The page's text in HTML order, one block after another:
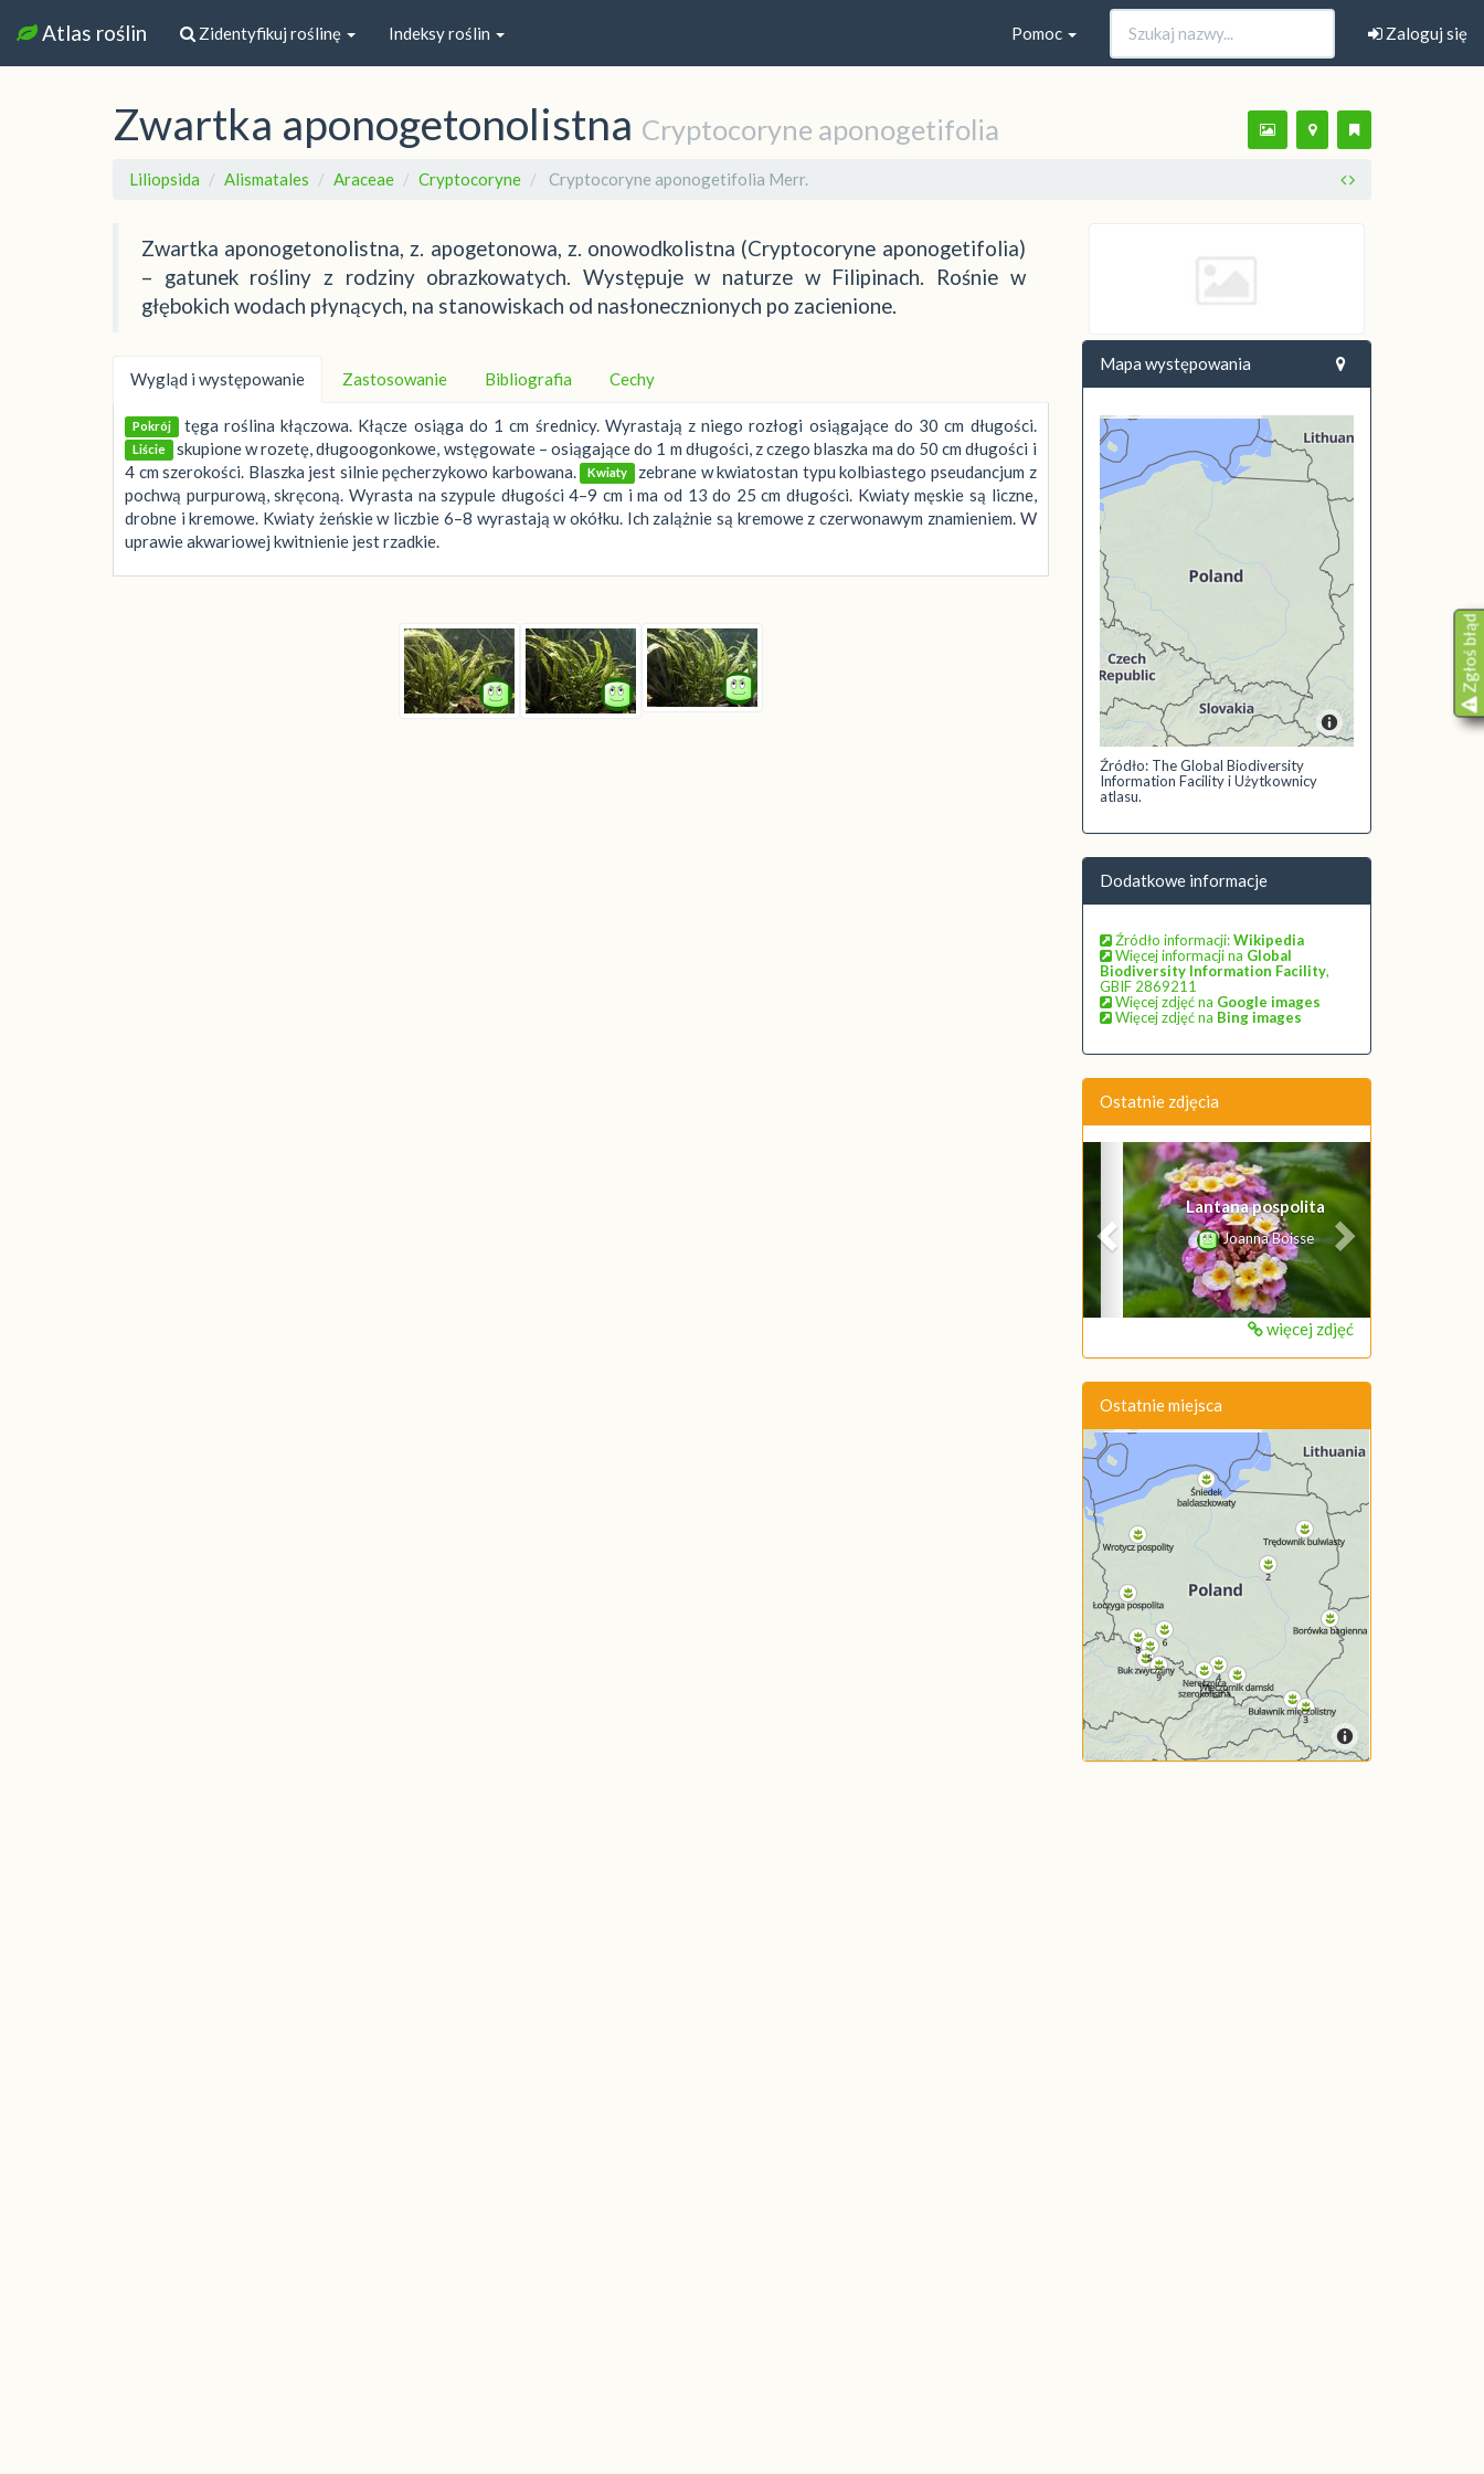
Atlas roślin Zidentyfikuj roślinę Indeksy roślin Zaloguj się
Pomoc
Zwartka aponogetonolistna Cryptocoryne aponogetifolia
Liliopsida Alismatales Araceae Cryptocoryne Cryptocoryne aponogetifolia Merr.
Zwartka aponogetonolistna, z. apogetonowa, z. onowodkolistna (Cryptocoryne aponogetifolia)
– gatunek rośliny z rodziny obrazkowatych. Występuje w naturze w Filipinach. Rośnie w
głębokich wodach płynących, na stanowiskach od nasłonecznionych po zacienione.
Wygląd i występowanie Zastosowanie Bibliografia Cechy
Pokrój tęga roślina kłączowa. Kłącze osiąga do 1 cm średnicy. Wyrastają z niego rozłogi osiągające do 30 cm długości.
Liście skupione w rozetę, długoogonkowe, wstęgowate – osiągające do 1 m długości, z czego blaszka ma do 50 cm długości i
4 cm szerokości. Blaszka jest silnie pęcherzykowo karbowana.
Kwiaty zebrane w kwiatostan typu kolbiastego pseudancjum z
pochwą purpurową, skręconą. Wyrasta na szypule długości 4–9 cm i ma od 13 do 25 cm długości. Kwiaty męskie są liczne,
drobne i kremowe. Kwiaty żeńskie w liczbie 6–8 wyrastają w okółku. Ich zalążnie są kremowe z czerwonawym znamieniem. W
uprawie akwariowej kwitnienie jest rzadkie.
Mapa występowania
Źródło: The Global Biodiversity
Information Facility i Użytkownicy
atlasu.
Dodatkowe informacje
Źródło informacji:Wikipedia
Więcej informacji na Global
Biodiversity Information Facility,
GBIF 2869211
Więcej zdjęć na Google images
Więcej zdjęć na Bing images
Ostatnie zdjęcia
Lantana pospolita
Joanna Boisse
Poprzednie Następne
więcej zdjęć
Ostatnie miejsca
Zgłoś błąd